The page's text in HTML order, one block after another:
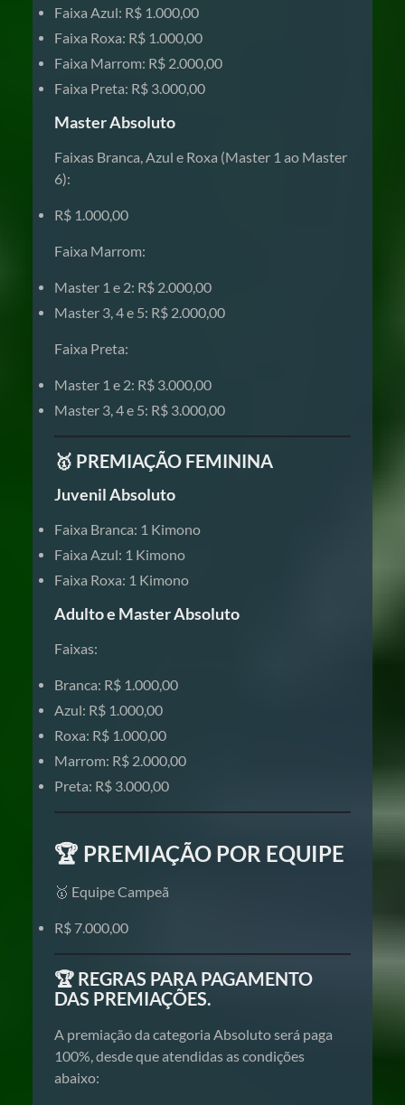
Faixa Azul: R$ 1.000,00
Faixa Roxa: R$ 1.000,00
Faixa Marrom: R$ 2.000,00
Faixa Preta: R$ 3.000,00
Master Absoluto
Faixas Branca, Azul e Roxa (Master 1 ao Master
6):
R$ 1.000,00
Faixa Marrom:
Master 1 e 2: R$ 2.000,00
Master 3, 4 e 5: R$ 2.000,00
Faixa Preta:
Master 1 e 2: R$ 3.000,00
Master 3, 4 e 5: R$ 3.000,00
🥇 PREMIAÇÃO FEMININA
Juvenil Absoluto
Faixa Branca: 1 Kimono
Faixa Azul: 1 Kimono
Faixa Roxa: 1 Kimono
Adulto e Master Absoluto
Faixas:
Branca: R$ 1.000,00
Azul: R$ 1.000,00
Roxa: R$ 1.000,00
Marrom: R$ 2.000,00
Preta: R$ 3.000,00
🏆 PREMIAÇÃO POR EQUIPE
🥇 Equipe Campeã
R$ 7.000,00
🏆 REGRAS PARA PAGAMENTO
DAS PREMIAÇÕES.
A premiação da categoria Absoluto será paga
100%, desde que atendidas as condições
abaixo: